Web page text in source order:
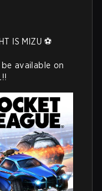
IS MIZU ⚽
available on
!!